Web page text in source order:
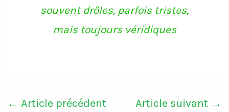
souvent drôles, parfois tristes,
mais toujours véridiques
← Article précédent Article suivant →